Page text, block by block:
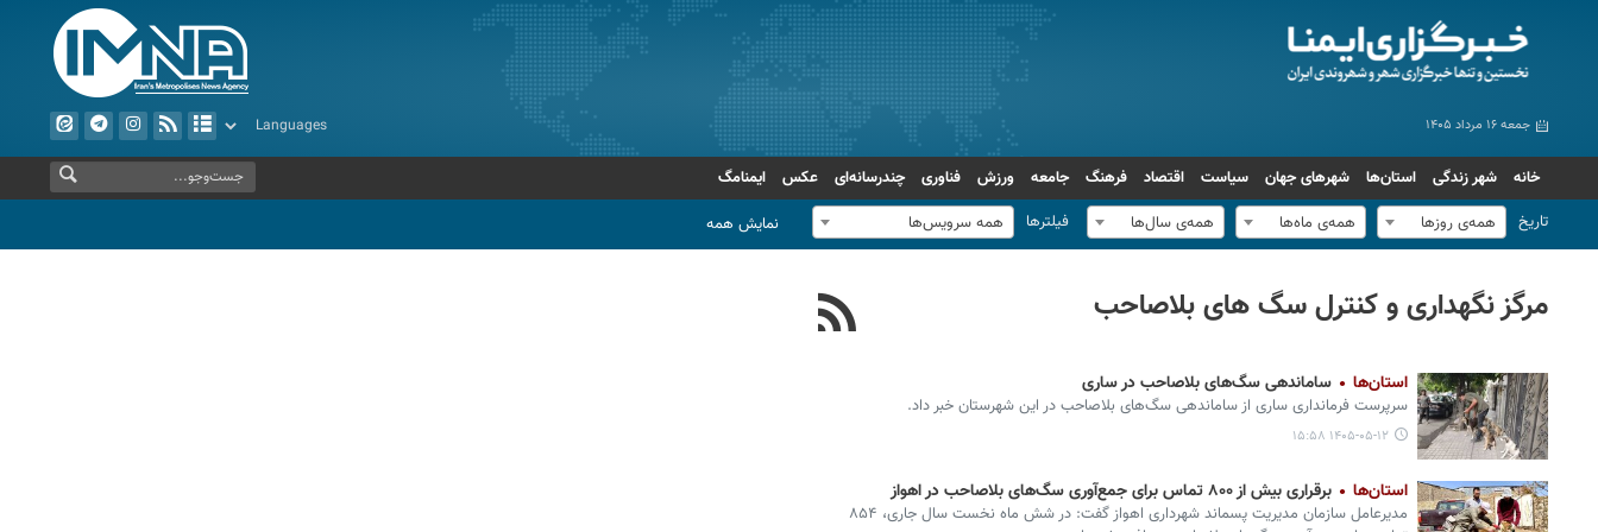
جمعه ۱۶ مرداد ۱۴۰۵
خانه شهر زندگی استان‌ها شهرهای جهان سیاست اقتصاد فرهنگ جامعه ورزش فناوری چندرسانه‌ای عکس
ایمنامگ
تاریخ
همه‌ی روزها همه‌ی ماه‌ها همه‌ی سال‌ها فیلترها همه سرویس‌ها نمایش همه
مرگز نگهداری و کنترل سگ های بلاصاحب
استان‌ها ساماندهی سگ‌های بلاصاحب در ساری
سرپرست فرمانداری ساری از ساماندهی سگ‌های بلاصاحب در این شهرستان خبر داد.
۱۴۰۵-۰۵-۱۲ ۱۵:۵۸
استان‌ها برقراری بیش از ۸۰۰ تماس برای جمع‌آوری سگ‌های بلاصاحب در اهواز
مدیرعامل سازمان مدیریت پسماند شهرداری اهواز گفت: در شش ماه نخست سال جاری، ۸۵۴